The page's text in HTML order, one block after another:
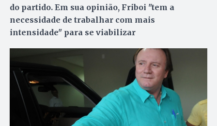
do partido. Em sua opinião, Friboi "tem a
necessidade de trabalhar com mais
intensidade" para se viabilizar